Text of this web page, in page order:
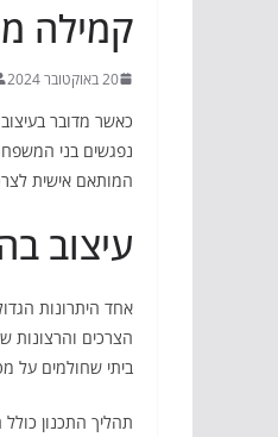
קמילה
20 באוקטובר 2024
כאשר מדובר
נפגשים בני
המותאם אישית
עיצוב
אחד היתרונות
הצרכים והרצונות
ביתי שחולמים על
תהליך התכנון